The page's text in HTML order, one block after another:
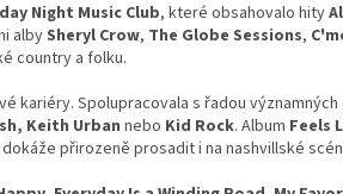
Night Music Club, které obsahovalo hity
albySheryl Crow, The Globe Sessions,
country a folku.
kariéry. Spolupracovala s řadou
Keith Urban nebo Kid Rock. Album Feels
přirozeně prosadit i na nashvillské